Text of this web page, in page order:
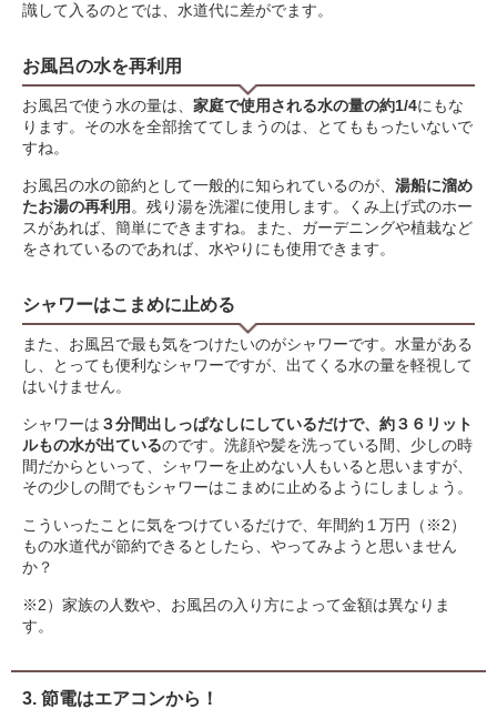
識して入るのとでは、水道代に差がでます。
お風呂の水を再利用
お風呂で使う水の量は、 家庭で使用される水の量の約1/4にもな
ります。その水を全部捨ててしまうのは、とてももったいないで
すね。
お風呂の水の節約として一般的に知られているのが、 湯船に溜め
たお湯の再利用。残り湯を洗濯に使用します。くみ上げ式のホー
スがあれば、簡単にできますね。また、ガーデニングや植栽など
をされているのであれば、水やりにも使用できます。
シャワーはこまめに止める
また、お風呂で最も気をつけたいのがシャワーです。水量がある
し、とっても便利なシャワーですが、出てくる水の量を軽視して
はいけません。
シャワーは ３分間出しっぱなしにしているだけで、約３６リット
ルもの水が出ているのです。洗顔や髪を洗っている間、少しの時
間だからといって、シャワーを止めない人もいると思いますが、
その少しの間でもシャワーはこまめに止めるようにしましょう。
こういったことに気をつけているだけで、年間約１万円（※2）
もの水道代が節約できるとしたら、やってみようと思いません
か？
※2）家族の人数や、お風呂の入り方によって金額は異なりま
す。
3. 節電はエアコンから！